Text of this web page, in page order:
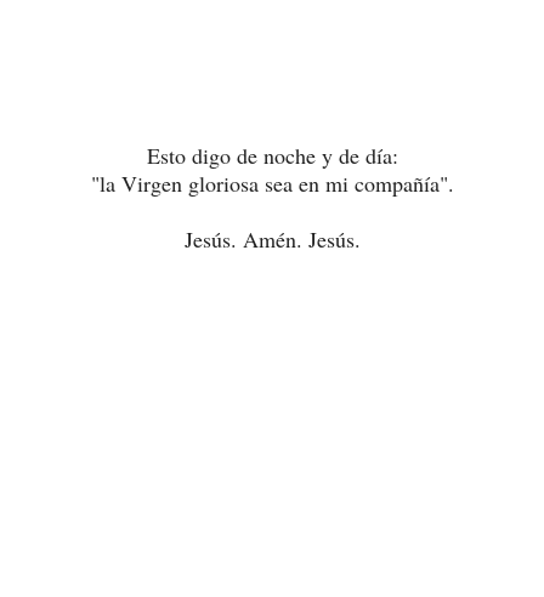
Esto digo de noche y de día:
"la Virgen gloriosa sea en mi compañía".
Jesús. Amén. Jesús.